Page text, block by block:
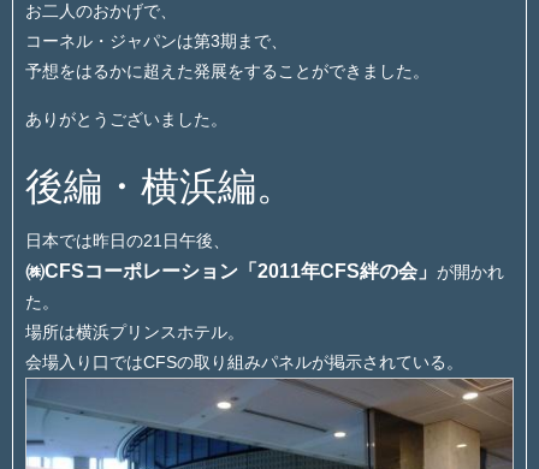
お二人のおかげで、
コーネル・ジャパンは第3期まで、
予想をはるかに超えた発展をすることができました。
ありがとうございました。
後編・横浜編。
日本では昨日の21日午後、
㈱CFSコーポレーション「2011年CFS絆の会」 が開かれ
た。
場所は横浜プリンスホテル。
会場入り口ではCFSの取り組みパネルが掲示されている。